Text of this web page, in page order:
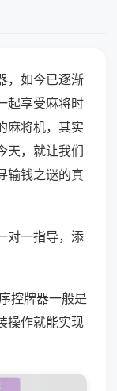
，如今已逐渐
起享受麻将时
麻将机，其实
天，就让我们
输钱之谜的真
对一指导，添
控牌器一般是
操作就能实现